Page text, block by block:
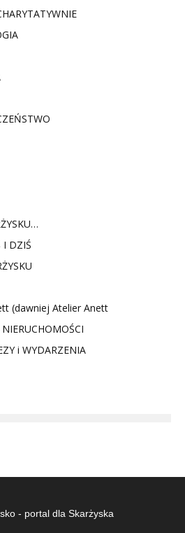
I DZIŚ
(dawniej Atelier Anett
i WYDARZENIA